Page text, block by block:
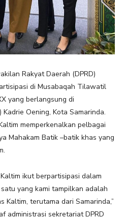
Rakyat Daerah (DPRD)
di Musabaqah Tilawatil
yang berlangsung di
Oening, Kota Samarinda.
memperkenalkan pelbagai
Mahakam Batik –batik khas yang
ikut berpartisipasi dalam
yang kami tampilkan adalah
Kaltim, terutama dari Samarinda,”
administrasi sekretariat DPRD